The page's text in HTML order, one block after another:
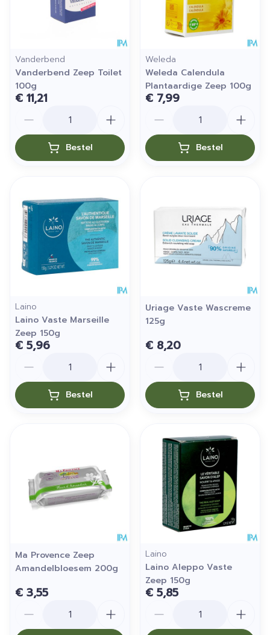
Vanderbend
Vanderbend Zeep Toilet
100g
€ 11,21
Bestel
Weleda
Weleda Calendula
Plantaardige Zeep 100g
€ 7,99
Bestel
Laino
Laino Vaste Marseille
Zeep 150g
€ 5,96
Bestel
Uriage Vaste Wascreme
125g
€ 8,20
Bestel
Ma Provence Zeep
Amandelbloesem 200g
€ 3,55
Laino
Laino Aleppo Vaste
Zeep 150g
€ 5,85